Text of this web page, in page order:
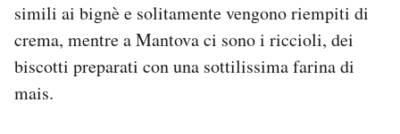
simili ai bignè e solitamente vengono riempiti di
crema, mentre a Mantova ci sono i riccioli, dei
biscotti preparati con una sottilissima farina di
mais.